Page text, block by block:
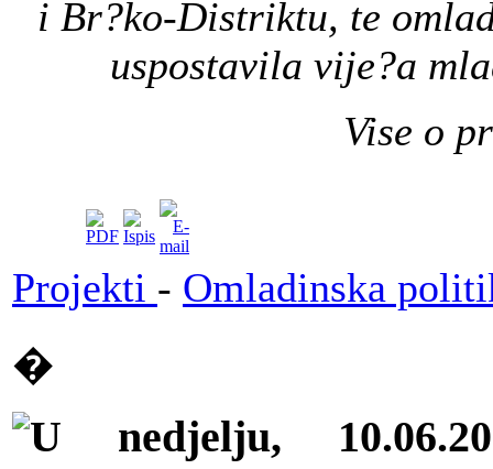
i Br?ko-Distriktu, te
uspostavila vije?a
Vise o
Projekti - Omladinska
�
U nedjelju,